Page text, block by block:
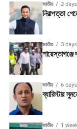
জাতীয় 2
নিরাপত্তা
জাতীয় 3
জাতীয় 6
ব্যারিস্টার
জাতীয় 1